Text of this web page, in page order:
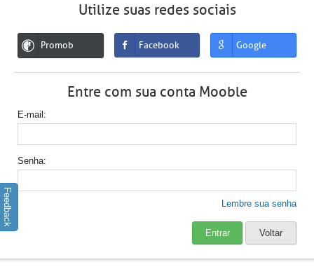
Utilize suas redes sociais
Promob Facebook Google
Entre com sua conta Mooble
E-mail
Senha
Lembre sua senha
Entrar Voltar
Feedback